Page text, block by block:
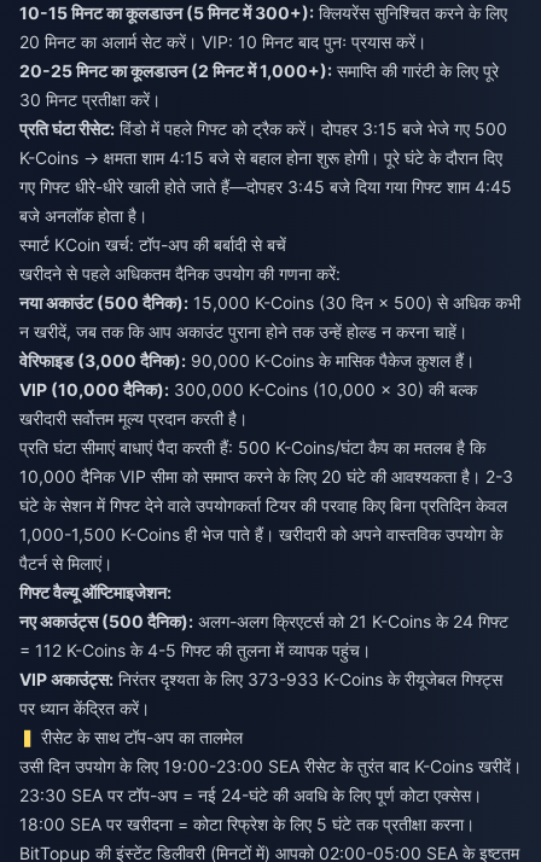
10-15 मिनट का कूलडाउन (5 मिनट में 300+): क्लियरेंस सुनिश्चित करने के लिए
20 मिनट का अलार्म सेट करें। VIP: 10 मिनट बाद पुनः प्रयास करें।
20-25 मिनट का कूलडाउन (2 मिनट में 1,000+): समाप्ति की गारंटी के लिए पूरे
30 मिनट प्रतीक्षा करें।
प्रति घंटा रीसेट: विंडो में पहले गिफ्ट को ट्रैक करें। दोपहर 3:15 बजे भेजे गए 500
K-Coins → क्षमता शाम 4:15 बजे से बहाल होना शुरू होगी। पूरे घंटे के दौरान दिए
गए गिफ्ट धीरे-धीरे खाली होते जाते हैं—दोपहर 3:45 बजे दिया गया गिफ्ट शाम 4:45
बजे अनलॉक होता है।
स्मार्ट KCoin खर्च: टॉप-अप की बर्बादी से बचें
खरीदने से पहले अधिकतम दैनिक उपयोग की गणना करें:
नया अकाउंट (500 दैनिक): 15,000 K-Coins (30 दिन × 500) से अधिक कभी
न खरीदें, जब तक कि आप अकाउंट पुराना होने तक उन्हें होल्ड न करना चाहें।
वेरिफाइड (3,000 दैनिक): 90,000 K-Coins के मासिक पैकेज कुशल हैं।
VIP (10,000 दैनिक): 300,000 K-Coins (10,000 × 30) की बल्क
खरीदारी सर्वोत्तम मूल्य प्रदान करती है।
प्रति घंटा सीमाएं बाधाएं पैदा करती हैं: 500 K-Coins/घंटा कैप का मतलब है कि
10,000 दैनिक VIP सीमा को समाप्त करने के लिए 20 घंटे की आवश्यकता है। 2-3
घंटे के सेशन में गिफ्ट देने वाले उपयोगकर्ता टियर की परवाह किए बिना प्रतिदिन केवल
1,000-1,500 K-Coins ही भेज पाते हैं। खरीदारी को अपने वास्तविक उपयोग के
पैटर्न से मिलाएं।
गिफ्ट वैल्यू ऑप्टिमाइजेशन:
नए अकाउंट्स (500 दैनिक): अलग-अलग क्रिएटर्स को 21 K-Coins के 24 गिफ्ट
= 112 K-Coins के 4-5 गिफ्ट की तुलना में व्यापक पहुंच।
VIP अकाउंट्स: निरंतर दृश्यता के लिए 373-933 K-Coins के रीयूजेबल गिफ्ट्स
पर ध्यान केंद्रित करें।
रीसेट के साथ टॉप-अप का तालमेल
उसी दिन उपयोग के लिए 19:00-23:00 SEA रीसेट के तुरंत बाद K-Coins खरीदें।
23:30 SEA पर टॉप-अप = नई 24-घंटे की अवधि के लिए पूर्ण कोटा एक्सेस।
18:00 SEA पर खरीदना = कोटा रिफ्रेश के लिए 5 घंटे तक प्रतीक्षा करना।
BitTopup की इंस्टेंट डिलीवरी (मिनटों में) आपको 02:00-05:00 SEA के इष्टतम